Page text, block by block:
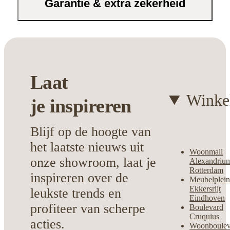
Kies voor kwaliteit en stijl met deze
veelzijdige tafel die jouw ruimte direct
Garantie & extra zekerheid
Laat
je inspireren
Blijf op de hoogte van
het laatste nieuws uit
onze showroom, laat je
inspireren over de
leukste trends en
profiteer van scherpe
acties.
Woonmall
Rotterdam
Meubelplein
Ekkersrijt
Eindhoven
Boulevard
Cruquius